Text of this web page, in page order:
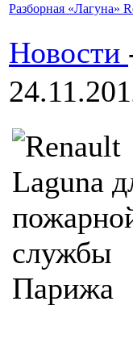
Разборная «Лагуна»
Новости